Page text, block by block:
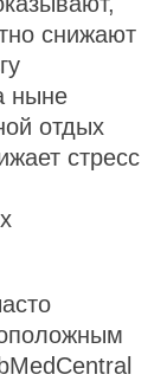
снижают
ныне
отдых
стресс